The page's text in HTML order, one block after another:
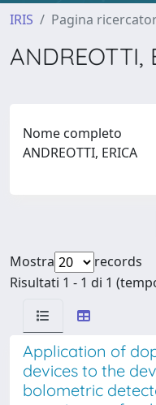
IRIS Pagina
ANDREOTTI,
Nome completo
ANDREOTTI, ERICA
Mostra
records
Risultati 1 - 1 di 1
Application of
devices to the
bolometric